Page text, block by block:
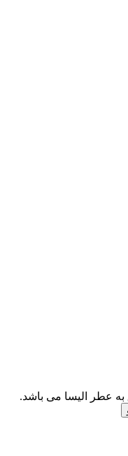
عطر الیسا می باشد.